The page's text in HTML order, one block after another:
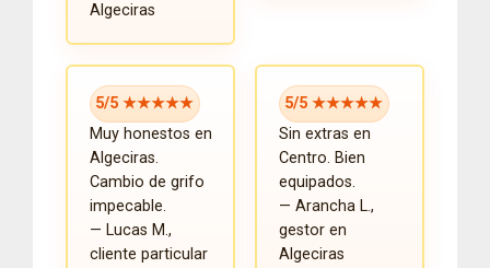
Algeciras
5/5 ★★★★★
Muy honestos en
Algeciras.
Cambio de grifo
impecable.
— Lucas M.,
cliente particular
5/5 ★★★★★
Sin extras en
Centro. Bien
equipados.
— Arancha L.,
gestor en
Algeciras